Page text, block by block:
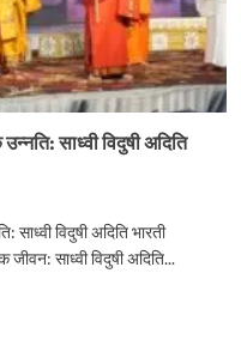
साध्वी विदुषी अदिति
विदुषी अदिति भारती
जीवन: साध्वी विदुषी अदिति...